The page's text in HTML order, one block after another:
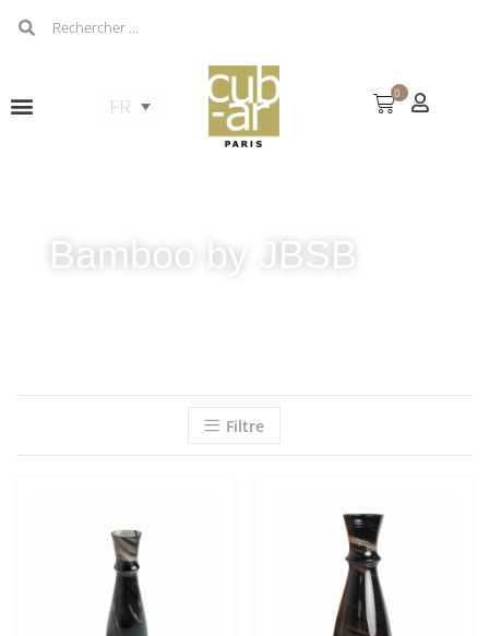
0
Bamboo by JBSB
Filtre